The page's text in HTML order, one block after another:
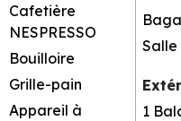
Cafetière
NESPRESSO
Bouilloire
Grille-pain
Appareil à
Salle
1